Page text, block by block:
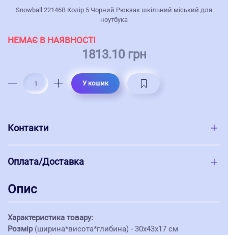
Snowball 22146B Колір 5 Чорний Рюкзак шкільний міський для
ноутбука
НЕМАЄ В НАЯВНОСТІ
1813.10 грн
У кошик
Контакти
Оплата/Доставка
Опис
Характеристика товару:
Розмір(ширина*висота*глибина) - 30х43х17 см